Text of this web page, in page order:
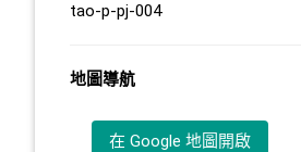
tao-p-pj-004
地圖導航
在 Google 地圖開啟